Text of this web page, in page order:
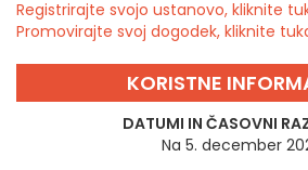
Registrirajte svojo ustanovo, kliknite
Promovirajte svoj dogodek, kliknite
KORISTNE
DATUMI IN ČASOVNI
Na 5. december